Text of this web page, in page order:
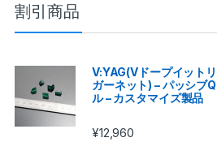
割引商品
V:YAG(Vドープイット
ガーネット) – パッシブ
ル – カスタマイズ製品
¥12,960